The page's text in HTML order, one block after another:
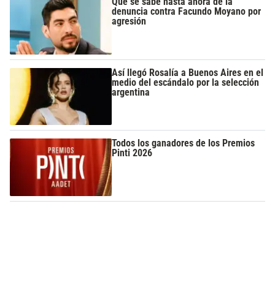
denuncia contra Facundo Moyano por
agresión
Así llegó Rosalía a Buenos Aires en el
medio del escándalo por la selección
argentina
Todos los ganadores de los Premios
Pinti 2026